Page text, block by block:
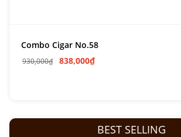
Combo Cigar No.58
930,000₫ 838,000₫
BEST SELLING